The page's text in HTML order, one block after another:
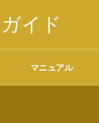
イド
マニュアル